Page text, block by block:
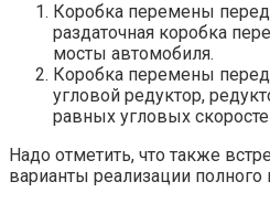
Коробка перемены
раздаточная коробка
мосты автомобиля.
Коробка перемены
угловой редуктор,
равных угловых
Надо отметить, что также
варианты реализации полного